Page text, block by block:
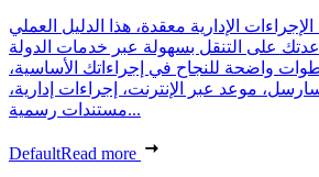
الإدارية معقدة، هذا الدليل العملي
على التنقل بسهولة عبر خدمات الدولة
واضحة للنجاح في إجراءاتك الأساسية،
موعد عبر الإنترنت، إجراءات إدارية،
مستندات رسمية...
DefaultRead more